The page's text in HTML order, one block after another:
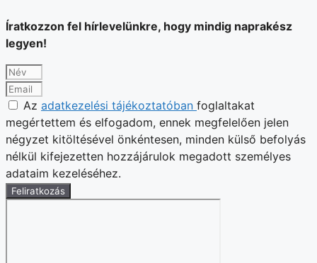
Íratkozzon fel hírlevelünkre, hogy mindig naprakész
legyen!
Az adatkezelési tájékoztatóban foglaltakat
megértettem és elfogadom, ennek megfelelően jelen
négyzet kitöltésével önkéntesen, minden külső befolyás
nélkül kifejezetten hozzájárulok megadott személyes
adataim kezeléséhez.
Feliratkozás